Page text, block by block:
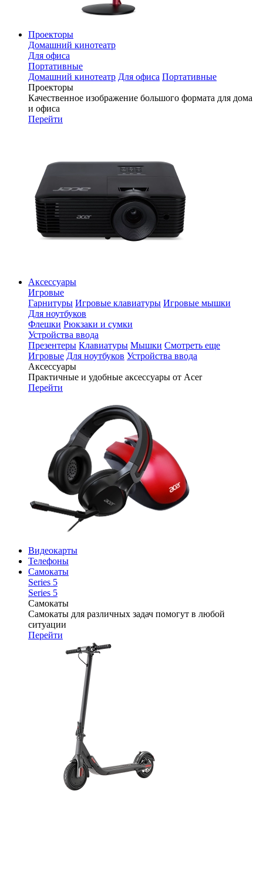
Проекторы
Домашний кинотеатр
Для офиса
Портативные
Домашний кинотеатр Для офиса Портативные
Проекторы
Качественное изображение большого формата для дома
и офиса
Перейти
Аксессуары
Игровые
Гарнитуры Игровые клавиатуры Игровые мышки
Для ноутбуков
Флешки Рюкзаки и сумки
Устройства ввода
Презентеры Клавиатуры Мышки Смотреть еще
Игровые Для ноутбуков Устройства ввода
Аксессуары
Практичные и удобные аксессуары от Acer
Перейти
Видеокарты
Телефоны
Самокаты
Series 5
Series 5
Самокаты
Самокаты для различных задач помогут в любой
ситуации
Перейти